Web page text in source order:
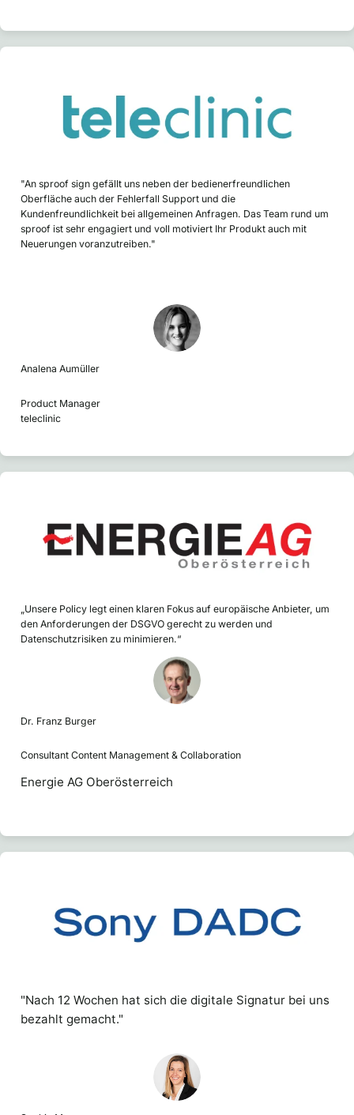
"An sproof sign gefällt uns neben der bedienerfreundlichen
Oberfläche auch der Fehlerfall Support und die
Kundenfreundlichkeit bei allgemeinen Anfragen. Das Team rund um
sproof ist sehr engagiert und voll motiviert Ihr Produkt auch mit
Neuerungen voranzutreiben."
Analena Aumüller
Product Manager
teleclinic
„Unsere Policy legt einen klaren Fokus auf europäische Anbieter, um
den Anforderungen der DSGVO gerecht zu werden und
Datenschutzrisiken zu minimieren.“
Dr. Franz Burger
Consultant Content Management & Collaboration
Energie AG Oberösterreich
"Nach 12 Wochen hat sich die digitale Signatur bei uns
bezahlt gemacht."